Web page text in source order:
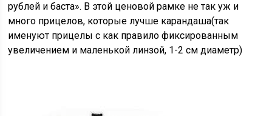
рублей и баста». В этой ценовой рамке не так уж и
много прицелов, которые лучше карандаша(так
именуют прицелы с как правило фиксированным
увеличением и маленькой линзой, 1-2 см диаметр)